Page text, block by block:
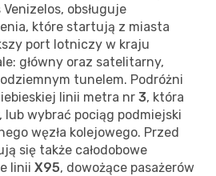
obsługuje
które startują z miasta
port lotniczy w kraju
główny oraz satelitarny,
tunelem. Podróżni
linii metra nr 3, która
, lub wybrać pociąg podmiejski
węzła kolejowego. Przed
się także całodobowe
linii X95, dowożące pasażerów